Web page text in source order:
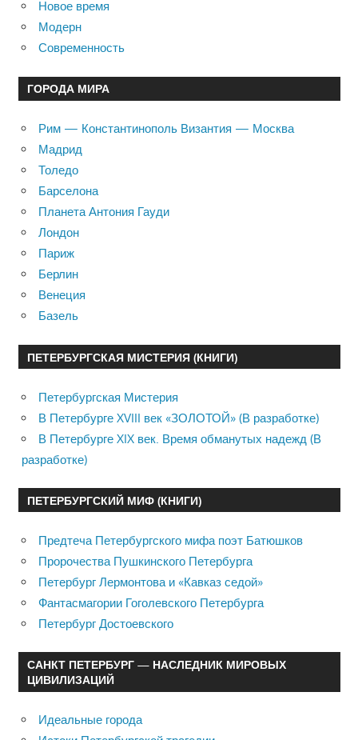
Новое время
Модерн
Современность
ГОРОДА МИРА
Рим — Константинополь Византия — Москва
Мадрид
Толедо
Барселона
Планета Антония Гауди
Лондон
Париж
Берлин
Венеция
Базель
ПЕТЕРБУРГСКАЯ МИСТЕРИЯ (КНИГИ)
Петербургская Мистерия
В Петербурге XVIII век «ЗОЛОТОЙ» (В разработке)
В Петербурге XIX век. Время обманутых надежд (В
разработке)
ПЕТЕРБУРГСКИЙ МИФ (КНИГИ)
Предтеча Петербургского мифа поэт Батюшков
Пророчества Пушкинского Петербурга
Петербург Лермонтова и «Кавказ седой»
Фантасмагории Гоголевского Петербурга
Петербург Достоевского
САНКТ ПЕТЕРБУРГ — НАСЛЕДНИК МИРОВЫХ
ЦИВИЛИЗАЦИЙ
Идеальные города